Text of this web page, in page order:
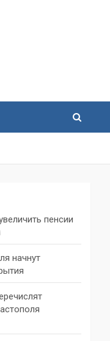
пенсии
начнут